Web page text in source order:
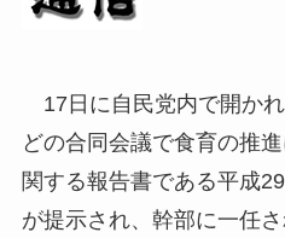
17日に自民党内で開か
どの合同会議で食育の推
関する報告書である平成
が提示され、幹部に一任